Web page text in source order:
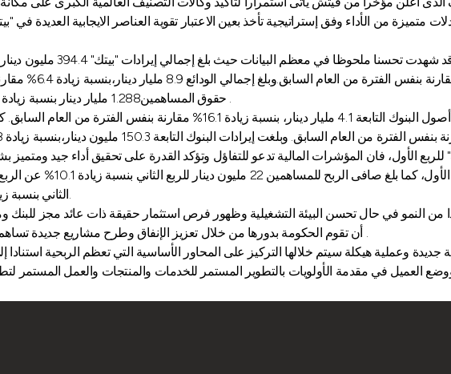
من الأداء وفق إستراتيجية تأخذ بعين الاعتبار تقوية العناصر الايجابية العديدة في
العام السابق.كما بلغ إجمالي
حقوق المساهمين1.288 مليار دينار بنسبة زيادة 1.7 %مقارنة بنفس الفترة من العام السابق .
الأول، فان المؤشرات المالية تدعو للتفاؤل وتؤكد القدرة على تحقيق أداء جيد ومتميز
الثاني بنسبة زيادة 11.4% عن الربع الأول من العام الجاري.
من النمو في حال تحسن البيئة التشغيلية وظهور فرص استثمار حقيقة ذات عائد مجز
أن تقوم الحكومة بدورها من خلال تعزيز الإنفاق وطرح مشاريع جديدة تساهم في تحريك السوق وتحقيق التنمية الشاملة .
وعملية هيكلة سيتم خلالها التركيز على المحاور الأساسية التي تعظم الربحية